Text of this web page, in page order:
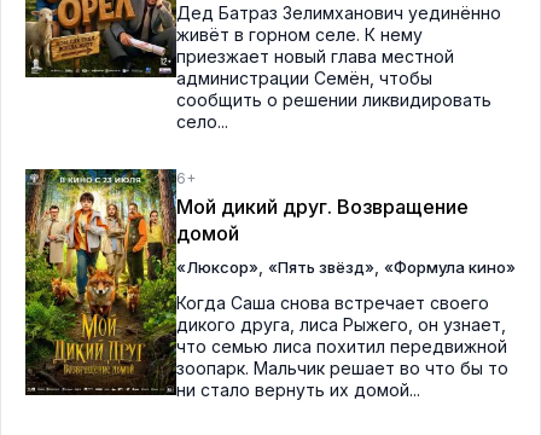
Дед Батраз Зелимханович уединённо
живёт в горном селе. К нему
приезжает новый глава местной
администрации Семён, чтобы
сообщить о решении ликвидировать
село...
6+
Мой дикий друг. Возвращение
домой
«Люксор» «Пять звёзд» «Формула кино»
Когда Саша снова встречает своего
дикого друга, лиса Рыжего, он узнает,
что семью лиса похитил передвижной
зоопарк. Мальчик решает во что бы то
ни стало вернуть их домой...